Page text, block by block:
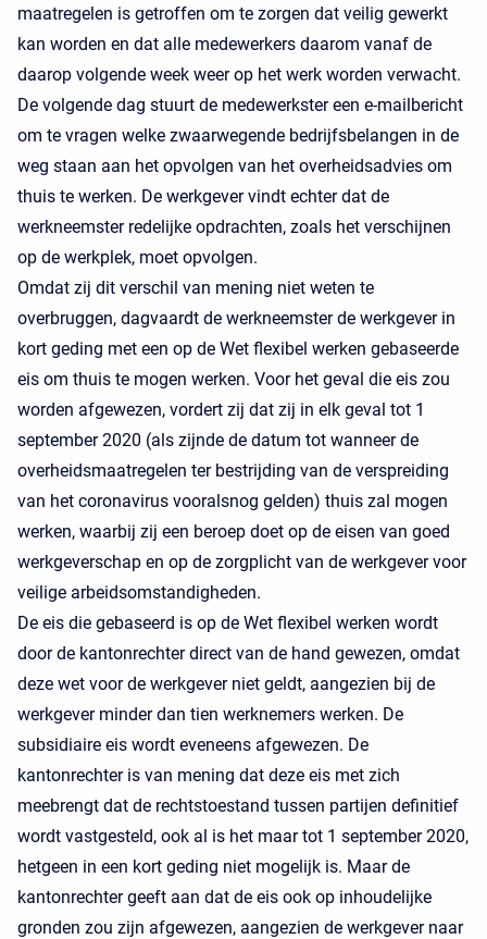
maatregelen is getroffen om te zorgen dat veilig gewerkt
kan worden en dat alle medewerkers daarom vanaf de
daarop volgende week weer op het werk worden verwacht.
De volgende dag stuurt de medewerkster een e-mailbericht
om te vragen welke zwaarwegende bedrijfsbelangen in de
weg staan aan het opvolgen van het overheidsadvies om
thuis te werken. De werkgever vindt echter dat de
werkneemster redelijke opdrachten, zoals het verschijnen
op de werkplek, moet opvolgen.
Omdat zij dit verschil van mening niet weten te
overbruggen, dagvaardt de werkneemster de werkgever in
kort geding met een op de Wet flexibel werken gebaseerde
eis om thuis te mogen werken. Voor het geval die eis zou
worden afgewezen, vordert zij dat zij in elk geval tot 1
september 2020 (als zijnde de datum tot wanneer de
overheidsmaatregelen ter bestrijding van de verspreiding
van het coronavirus vooralsnog gelden) thuis zal mogen
werken, waarbij zij een beroep doet op de eisen van goed
werkgeverschap en op de zorgplicht van de werkgever voor
veilige arbeidsomstandigheden.
De eis die gebaseerd is op de Wet flexibel werken wordt
door de kantonrechter direct van de hand gewezen, omdat
deze wet voor de werkgever niet geldt, aangezien bij de
werkgever minder dan tien werknemers werken. De
subsidiaire eis wordt eveneens afgewezen. De
kantonrechter is van mening dat deze eis met zich
meebrengt dat de rechtstoestand tussen partijen definitief
wordt vastgesteld, ook al is het maar tot 1 september 2020,
hetgeen in een kort geding niet mogelijk is. Maar de
kantonrechter geeft aan dat de eis ook op inhoudelijke
gronden zou zijn afgewezen, aangezien de werkgever naar